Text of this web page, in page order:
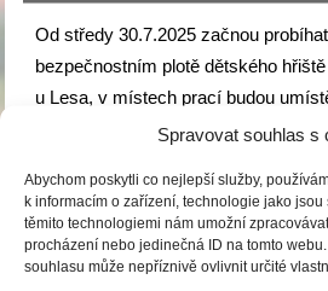
Spravovat souhlas s
Abychom poskytli co nejlepší služby,
k informacím o zařízení, technologie jako
těmito technologiemi nám umožní
procházení nebo jedinečná ID na tomto
souhlasu může nepříznivě ovlivnit určité
Od středy 30.7.2025 začnou
bezpečnostním plotě dětského
u Lesa, v místech prací budou
Žádáme všechny návštěvníky,
o zvýšenou opatrnost a
po celou dobu provádění prací.
Dbejte prosím na to, aby se děti